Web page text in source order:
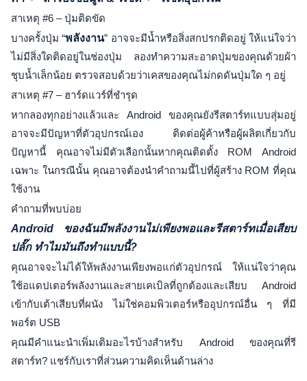
สาเหตุ #6 – ปุ่มติดขัด
บางครั้งปุ่ม “พลังงาน” อาจจะมีน้ำหรือสิ่งสกปรกติดอยู่ ให้แน่ใจว่า
ไม่มีสิ่งใดติดอยู่ในช่องปุ่ม ลองทำความสะอาดปุ่มของคุณด้วยผ้า
ชุบน้ำเล็กน้อย ตรวจสอบด้วยว่าเคสของคุณไม่กดดันปุ่มใด ๆ อยู่
สาเหตุ #7 – ฮาร์ดแวร์ที่ชำรุด
หากลองทุกอย่างแล้วและ Android ของคุณยังรีสตาร์ทแบบสุ่มอยู่
อาจจะมีปัญหาที่ตัวอุปกรณ์เอง ติดต่อผู้ค้าหรือผู้ผลิตเกี่ยวกับ
ปัญหานี้ คุณอาจไม่มีตัวเลือกนั้นหากคุณติดตั้ง ROM Android
เฉพาะ ในกรณีนั้น คุณอาจต้องนำคำถามนี้ไปที่ผู้สร้าง ROM ที่คุณ
ใช้งาน
คำถามที่พบบ่อย
Android ของฉันมีพลังงานไม่เพียงพอและรีสตาร์ทเมื่อเสียบ
ปลั๊ก ทำไมมันถึงทำแบบนี้?
คุณอาจจะไม่ได้ให้พลังงานเพียงพอแก่ตัวอุปกรณ์ ให้แน่ใจว่าคุณ
ใช้อแดปเตอร์พลังงานและสายเคเบิลที่ถูกต้องและเสียบ Android
เข้ากับเต้าเสียบที่ผนัง ไม่ใช่คอมพิวเตอร์หรืออุปกรณ์อื่น ๆ ที่มี
พอร์ต USB
คุณมีคำแนะนำเพิ่มเติมอะไรบ้างสำหรับ Android ของคุณที่รี
สตาร์ท? แชร์กับเราที่ส่วนความคิดเห็นด้านล่าง